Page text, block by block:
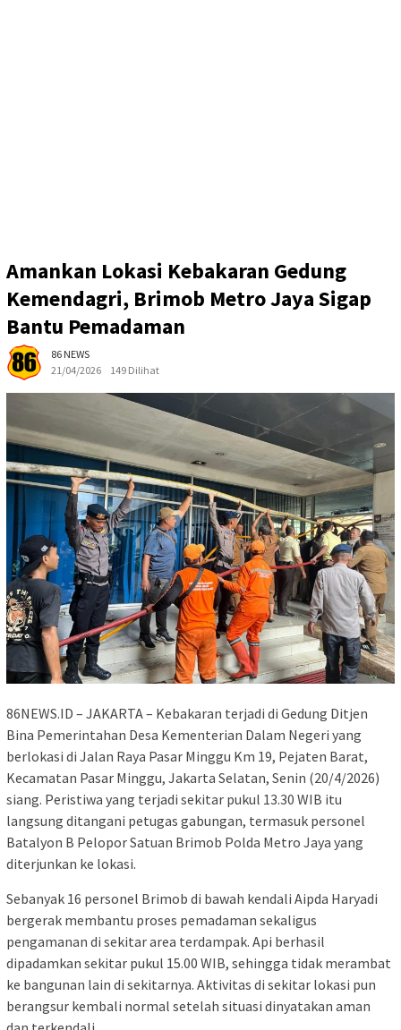
Amankan Lokasi Kebakaran Gedung
Kemendagri, Brimob Metro Jaya Sigap
Bantu Pemadaman
86 NEWS
21/04/2026
149 Dilihat
86NEWS.ID – JAKARTA – Kebakaran terjadi di Gedung Ditjen
Bina Pemerintahan Desa Kementerian Dalam Negeri yang
berlokasi di Jalan Raya Pasar Minggu Km 19, Pejaten Barat,
Kecamatan Pasar Minggu, Jakarta Selatan, Senin (20/4/2026)
siang. Peristiwa yang terjadi sekitar pukul 13.30 WIB itu
langsung ditangani petugas gabungan, termasuk personel
Batalyon B Pelopor Satuan Brimob Polda Metro Jaya yang
diterjunkan ke lokasi.
Sebanyak 16 personel Brimob di bawah kendali Aipda Haryadi
bergerak membantu proses pemadaman sekaligus
pengamanan di sekitar area terdampak. Api berhasil
dipadamkan sekitar pukul 15.00 WIB, sehingga tidak merambat
ke bangunan lain di sekitarnya. Aktivitas di sekitar lokasi pun
berangsur kembali normal setelah situasi dinyatakan aman